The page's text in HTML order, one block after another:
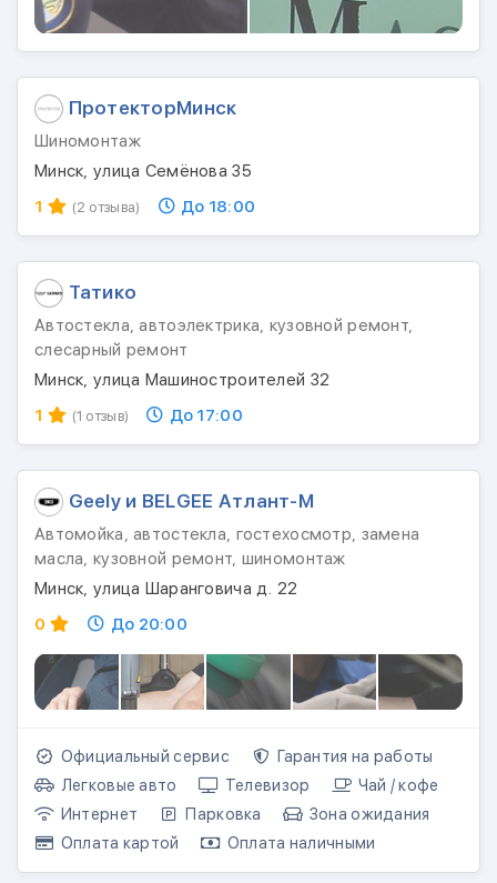
ПротекторМинск
Шиномонтаж
Минск, улица Семёнова 35
1
(2 отзыва) До 18:00
Татико
Автостекла, автоэлектрика, кузовной ремонт,
слесарный ремонт
Минск, улица Машиностроителей 32
1
(1 отзыв) До 17:00
Geely и BELGEE Атлант-М
Автомойка, автостекла, гостехосмотр, замена
масла, кузовной ремонт, шиномонтаж
Минск, улица Шаранговича д. 22
0
До 20:00
Официальный сервис
Гарантия на работы
Легковые авто
Телевизор
Чай / кофе
Интернет
Парковка
Зона ожидания
Оплата картой
Оплата наличными